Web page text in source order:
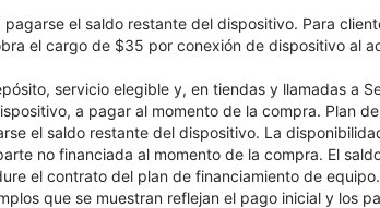
el saldo restante del dispositivo. Para
el cargo de $35 por conexión de dispositivo al
servicio elegible y, en tiendas y llamadas a
a pagar al momento de la compra. Plan
el saldo restante del dispositivo. La
no financiada al momento de la compra. El
el contrato del plan de financiamiento de
que se muestran reflejan el pago inicial y los